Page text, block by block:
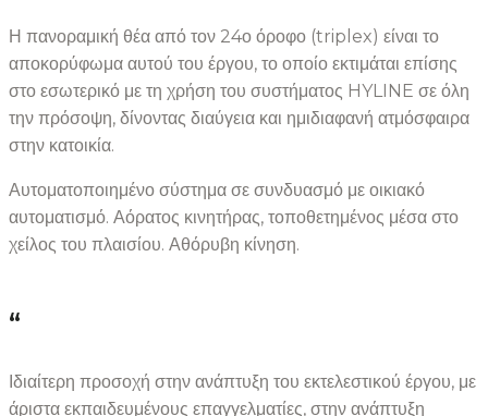
Η πανοραμική θέα από τον 24ο όροφο (triplex) είναι το
αποκορύφωμα αυτού του έργου, το οποίο εκτιμάται επίσης
στο εσωτερικό με τη χρήση του συστήματος HYLINE σε όλη
την πρόσοψη, δίνοντας διαύγεια και ημιδιαφανή ατμόσφαιρα
στην κατοικία.
Αυτοματοποιημένο σύστημα σε συνδυασμό με οικιακό
αυτοματισμό. Αόρατος κινητήρας, τοποθετημένος μέσα στο
χείλος του πλαισίου. Αθόρυβη κίνηση.
“
Ιδιαίτερη προσοχή στην ανάπτυξη του εκτελεστικού έργου, με
άριστα εκπαιδευμένους επαγγελματίες, στην ανάπτυξη